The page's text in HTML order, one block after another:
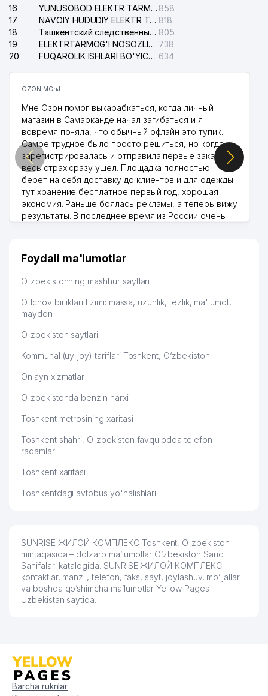
16
YUNUSOBOD ELEKTR TARMOG'I NOSOZLIKLARI XIZMATI 858
17
NAVOIY HUDUDIY ELEKTR TARMOQLARI KORXONASI AJ 818
18
Ташкентский следственный изолятор 805
19
ELEKTRTARMOG'I NOSOZLIKLARINI TO'ZATISH SERGELI XIZMATI 738
20
FUQAROLIK ISHLARI BO'YICHA UCH-TEPA TUMANI SUDI 634
OZON MChJ
Мне Озон помог выкарабкаться, когда личный
магазин в Самарканде начал загибаться и я
вовремя поняла, что обычный офлайн это тупик.
Самое трудное было просто решиться, но когда
зарегистрировалась и отправила первые заказы,
весь страх сразу ушел. Площадка полностью
берет на себя доставку до клиентов и для одежды
тут хранение бесплатное первый год, хорошая
экономия. Раньше боялась рекламы, а теперь вижу
результаты. В последнее время из России очень
дальше развиваюсь потихоньку😊
Hamida 03.08.2026 12:45:39
Foydali ma'lumotlar
O'zbekistonning mashhur saytlari
O'lchov birliklari tizimi: massa, uzunlik, tezlik, ma'lumot,
maydon
O'zbekiston saytlari
Kommunal (uy-joy) tariflari Toshkent, O‘zbekiston
Onlayn xizmatlar
O'zbekistonda benzin narxi
Toshkent metrosining xaritasi
Toshkent shahri, O'zbekiston favqulodda telefon
raqamlari
Toshkent xaritasi
Toshkentdagi avtobus yo'nalishlari
SUNRISE ЖИЛОЙ КОМПЛЕКС Toshkent, O'zbekiston
mintaqasida – dolzarb ma’lumotlar O’zbekiston Sariq
Sahifalari katalogida. SUNRISE ЖИЛОЙ КОМПЛЕКС:
kontaktlar, manzil, telefon, faks, sayt, joylashuv, mo’ljallar
va boshqa qo’shimcha ma’lumotlar Yellow Pages
Uzbekistan saytida.
Barcha ruknlar